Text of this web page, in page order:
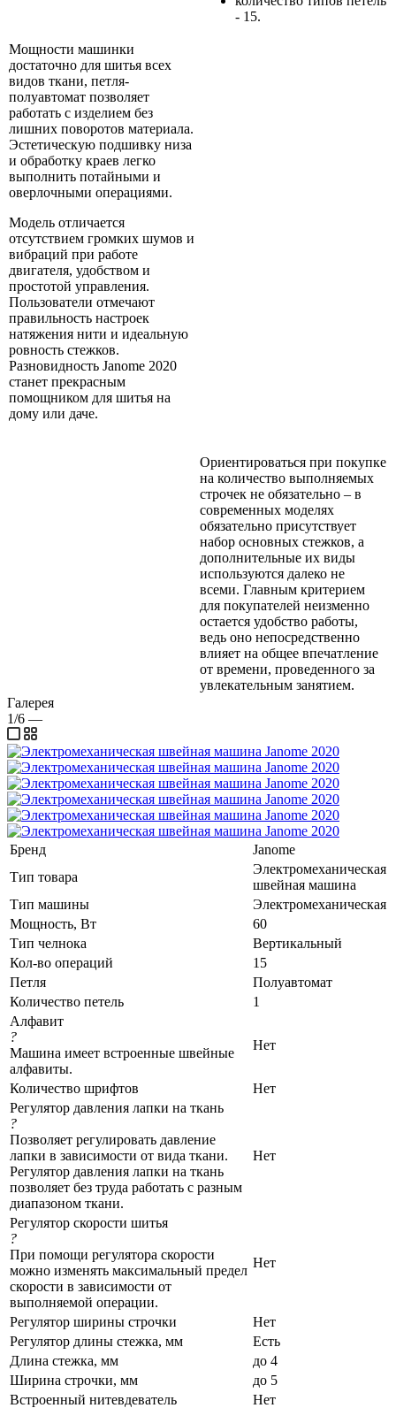
- 15.
Мощности машинки
достаточно для шитья всех
видов ткани, петля-
полуавтомат позволяет
работать с изделием без
лишних поворотов материала.
Эстетическую подшивку низа
и обработку краев легко
выполнить потайными и
оверлочными операциями.
Модель отличается
отсутствием громких шумов и
вибраций при работе
двигателя, удобством и
простотой управления.
Пользователи отмечают
правильность настроек
натяжения нити и идеальную
ровность стежков.
Разновидность Janome 2020
станет прекрасным
помощником для шитья на
дому или даче.
Ориентироваться при покупке
на количество выполняемых
строчек не обязательно – в
современных моделях
обязательно присутствует
набор основных стежков, а
дополнительные их виды
используются далеко не
всеми. Главным критерием
для покупателей неизменно
остается удобство работы,
ведь оно непосредственно
влияет на общее впечатление
от времени, проведенного за
увлекательным занятием.
Галерея
1/6 —
Бренд
Janome
Тип товара
Электромеханическая
швейная машина
Тип машины
Электромеханическая
Мощность, Вт
60
Тип челнока
Вертикальный
Кол-во операций
15
Петля
Полуавтомат
Количество петель
1
Алфавит
?
Машина имеет встроенные швейные
алфавиты.
Нет
Количество шрифтов
Нет
Регулятор давления лапки на ткань
?
Позволяет регулировать давление
лапки в зависимости от вида ткани.
Регулятор давления лапки на ткань
позволяет без труда работать с разным
диапазоном ткани.
Нет
Регулятор скорости шитья
?
При помощи регулятора скорости
можно изменять максимальный предел
скорости в зависимости от
выполняемой операции.
Нет
Регулятор ширины строчки
Нет
Регулятор длины стежка, мм
Есть
Длина стежка, мм
до 4
Ширина строчки, мм
до 5
Встроенный нитевдеватель
Нет